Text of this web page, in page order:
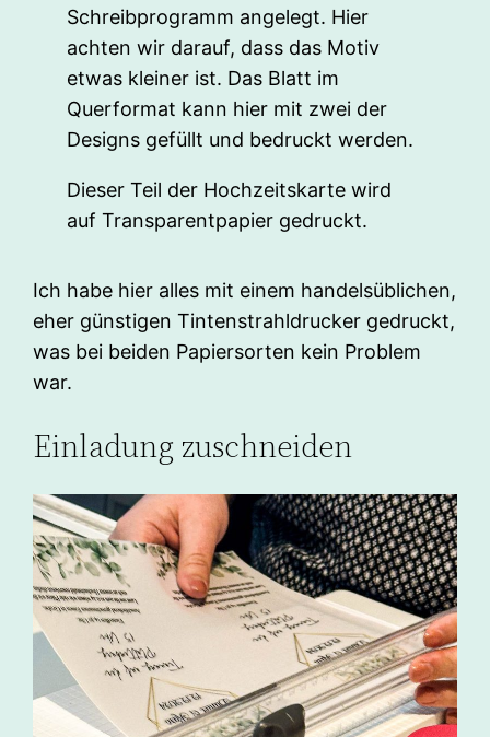
Schreibprogramm angelegt. Hier
achten wir darauf, dass das Motiv
etwas kleiner ist. Das Blatt im
Querformat kann hier mit zwei der
Designs gefüllt und bedruckt werden.
Dieser Teil der Hochzeitskarte wird
auf Transparentpapier gedruckt.
Ich habe hier alles mit einem handelsüblichen,
eher günstigen Tintenstrahldrucker gedruckt,
was bei beiden Papiersorten kein Problem
war.
Einladung zuschneiden